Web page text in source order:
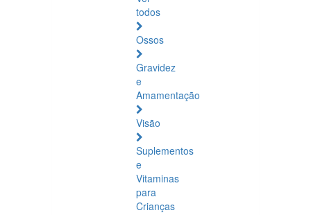
todos
Ossos
Gravidez
e
Amamentação
Visão
Suplementos
e
Vitaminas
para
Crianças